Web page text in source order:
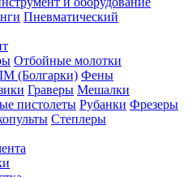
Пневматический
Отбойные молотки
(Болгарки) Фены
Граверы Мешалки
пистолеты Рубанки Фрезеры
Степлеры